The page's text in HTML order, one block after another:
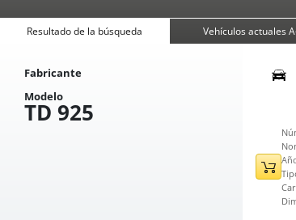
Resultado de la búsqueda Vehículos actuales
Fabricante
Modelo
TD 925